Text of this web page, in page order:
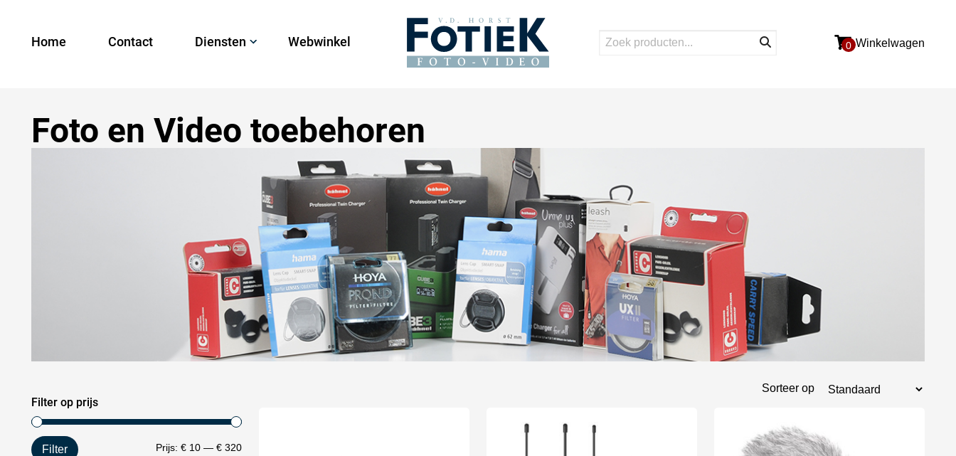
Home Contact Diensten Webwinkel 0 Winkelwagen
Foto en Video toebehoren
Filter op prijs
Filter Prijs: € 10 — € 320
Sorteer op